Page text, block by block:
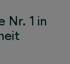
Nr. 1 in